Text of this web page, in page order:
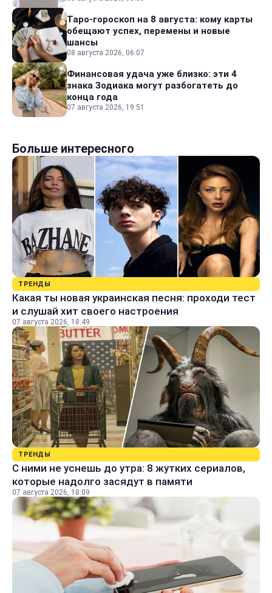
Таро-гороскоп на 8 августа: кому карты
обещают успех, перемены и новые
шансы
08 августа 2026, 06:07
Финансовая удача уже близко: эти 4
знака Зодиака могут разбогатеть до
конца года
07 августа 2026, 19:51
Больше интересного
ТРЕНДЫ
Какая ты новая украинская песня: проходи тест
и слушай хит своего настроения
07 августа 2026, 18:49
ТРЕНДЫ
С ними не уснешь до утра: 8 жутких сериалов,
которые надолго засядут в памяти
07 августа 2026, 18:09